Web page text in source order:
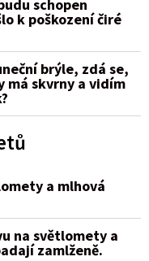
schopen
k poškození čiré
brýle, zdá se,
má skvrny a vidím
a mlhová
na světlomety a
zamlženě.